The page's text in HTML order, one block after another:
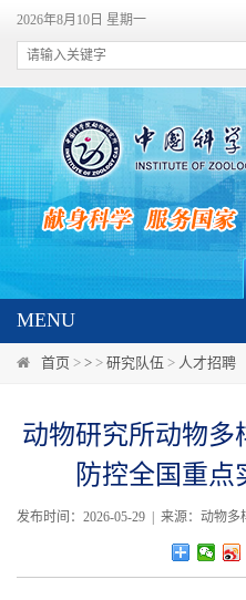
2026年8月10日 星期一
MENU
首页 > > > 研究队伍 > 人才招聘
动物研究所动物多
防控全国重点
发布时间：2026-05-29 | 来源：动物